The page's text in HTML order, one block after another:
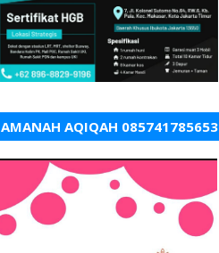
AMANAH AQIQAH 085741785653